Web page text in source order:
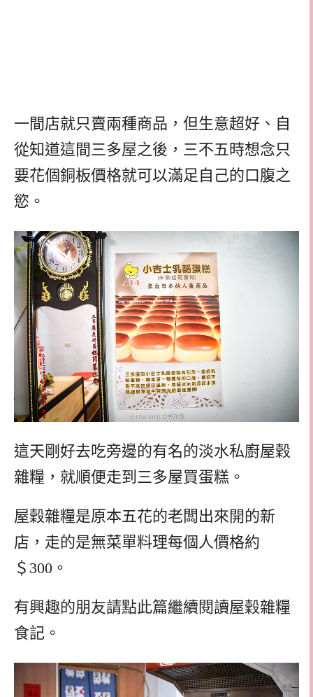
一間店就只賣兩種商品，但生意超好、自
從知道這間三多屋之後，三不五時想念只
要花個銅板價格就可以滿足自己的口腹之
慾。
這天剛好去吃旁邊的有名的淡水私廚屋穀
雜糧，就順便走到三多屋買蛋糕。
屋穀雜糧是原本五花的老闆出來開的新
店，走的是無菜單料理每個人價格約
＄300。
有興趣的朋友請點此篇繼續閱讀屋穀雜糧
食記。